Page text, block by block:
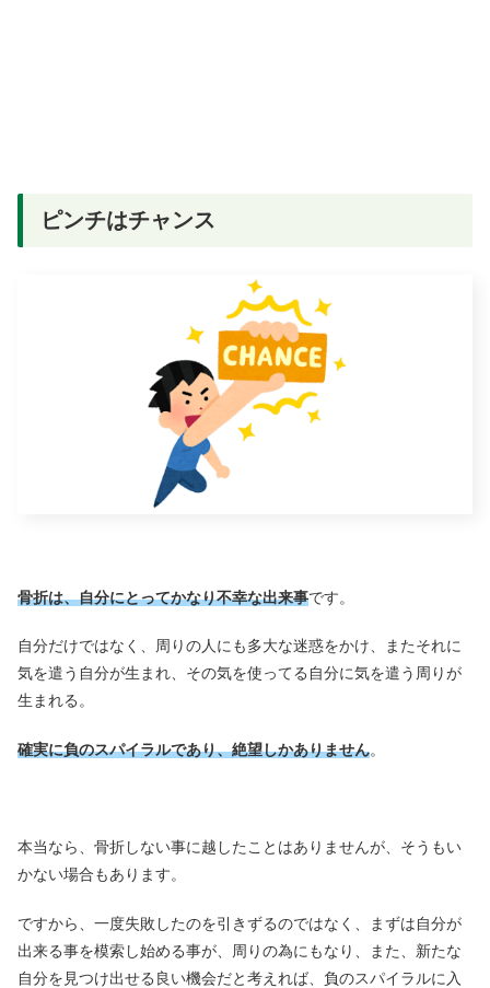
ピンチはチャンス
骨折は、自分にとってかなり不幸な出来事です。
自分だけではなく、周りの人にも多大な迷惑をかけ、またそれに
気を遣う自分が生まれ、その気を使ってる自分に気を遣う周りが
生まれる。
確実に負のスパイラルであり、絶望しかありません。
本当なら、骨折しない事に越したことはありませんが、そうもい
かない場合もあります。
ですから、一度失敗したのを引きずるのではなく、まずは自分が
出来る事を模索し始める事が、周りの為にもなり、また、新たな
自分を見つけ出せる良い機会だと考えれば、負のスパイラルに入